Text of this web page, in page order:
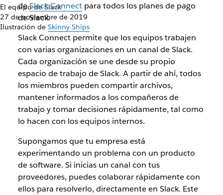
El equipo de Slack
27 de noviembre de 2019
Ilustración de Skinny Ships
deSlack Connectpara todos los planes de pago
de Slack.
Slack Connect permite que los equipos trabajen
con varias organizaciones en un canal de Slack.
Cada organización se une desde su propio
espacio de trabajo de Slack. A partir de ahí, todos
los miembros pueden compartir archivos,
mantener informados a los compañeros de
trabajo y tomar decisiones rápidamente, tal como
lo hacen con los equipos internos.
Supongamos que tu empresa está
experimentando un problema con un producto
de software. Si inicias un canal con tus
proveedores, puedes colaborar rápidamente con
ellos para resolverlo, directamente en Slack. Este